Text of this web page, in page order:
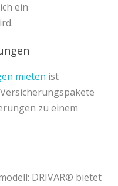
ein
mieten ist
zu einem
DRIVAR® bietet